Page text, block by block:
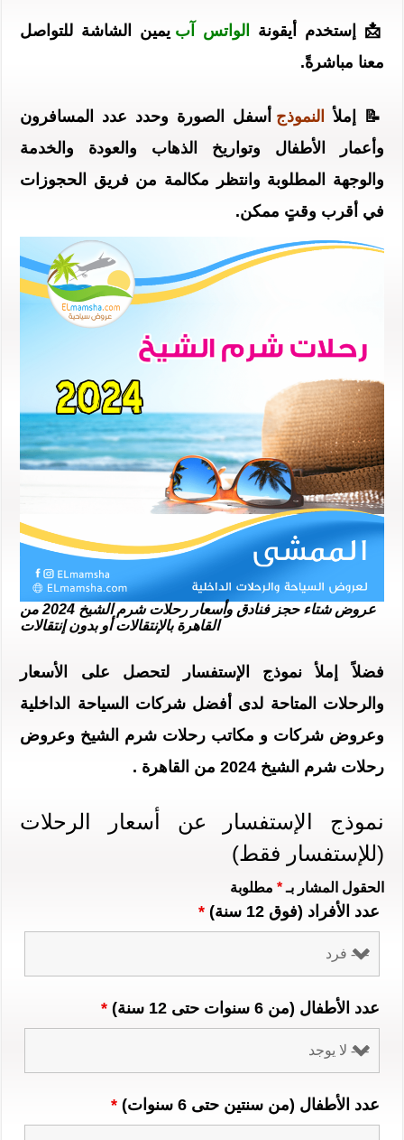
📩 إستخدم أيقونة الواتس آب يمين الشاشة للتواصل
معنا مباشرةً.
📝 إملأ النموذج أسفل الصورة وحدد عدد المسافرون
وأعمار الأطفال وتواريخ الذهاب والعودة والخدمة
والوجهة المطلوبة وانتظر مكالمة من فريق الحجوزات
في أقرب وقتٍ ممكن.
عروض شتاء حجز فنادق وأسعار رحلات شرم الشيخ 2024 من
القاهرة بالإنتقالات أو بدون إنتقالات
فضلاً إملأ نموذج الإستفسار لتحصل على الأسعار
والرحلات المتاحة لدى أفضل شركات السياحة الداخلية
وعروض شركات و مكاتب رحلات شرم الشيخ وعروض
رحلات شرم الشيخ 2024
من القاهرة .
نموذج الإستفسار عن أسعار الرحلات
(للإستفسار فقط)
الحقول المشار بـ* مطلوبة
عدد الأفراد (فوق 12 سنة) *
عدد الأطفال (من 6 سنوات حتى 12 سنة) *
عدد الأطفال (من سنتين حتى 6 سنوات) *